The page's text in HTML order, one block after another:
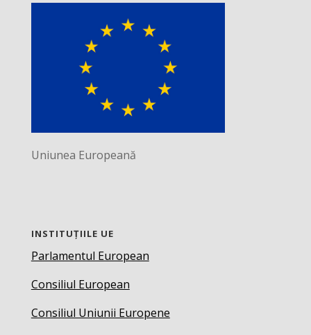
Uniunea Europeană
INSTITUȚIILE UE
Parlamentul European
Consiliul European
Consiliul Uniunii Europene